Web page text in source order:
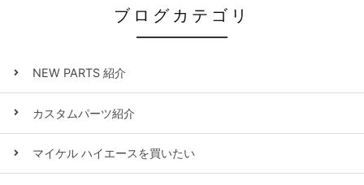
ブログカテゴリ
NEW PARTS 紹介
カスタムパーツ紹介
マイケル ハイエースを買いたい